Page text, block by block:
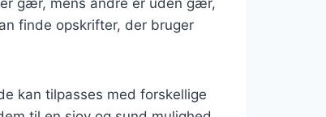
finde opskrifter, der bruger
kan tilpasses med forskellige